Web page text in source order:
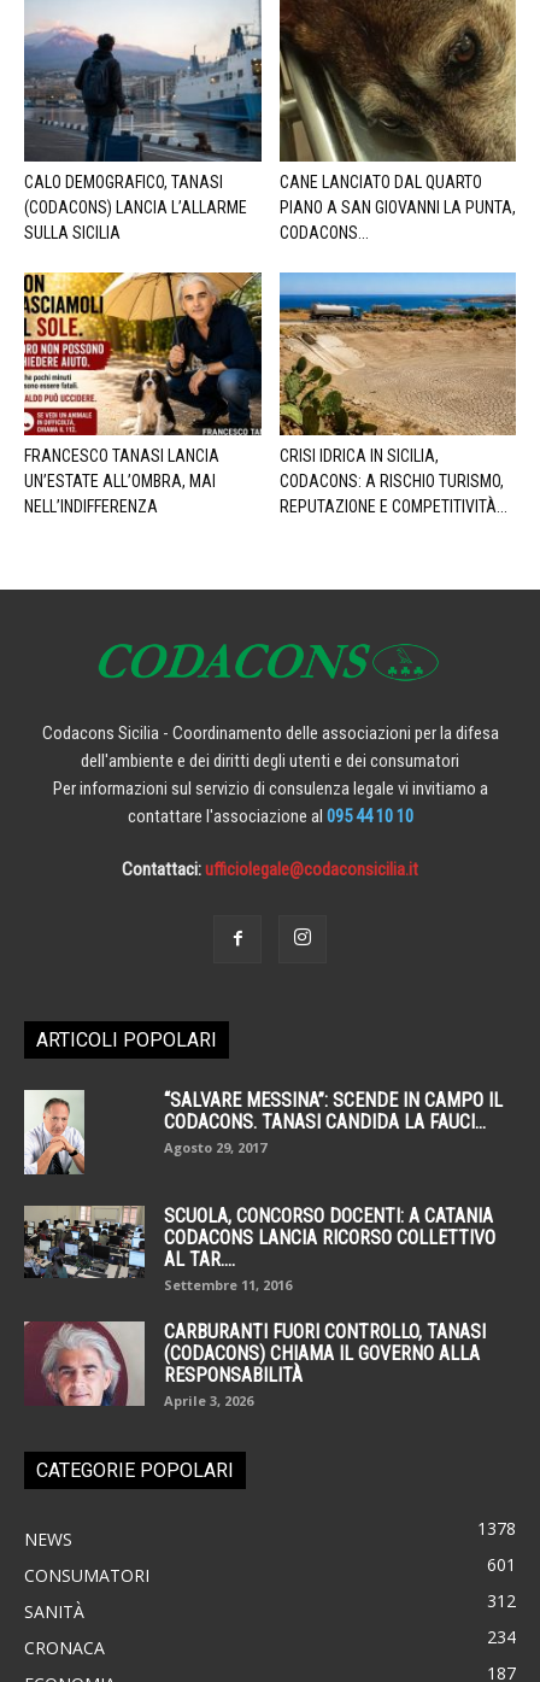
CALO DEMOGRAFICO, TANASI
(CODACONS) LANCIA L’ALLARME
SULLA SICILIA
CANE LANCIATO DAL QUARTO
PIANO A SAN GIOVANNI LA PUNTA,
CODACONS...
FRANCESCO TANASI LANCIA
UN’ESTATE ALL’OMBRA, MAI
NELL’INDIFFERENZA
CRISI IDRICA IN SICILIA,
CODACONS: A RISCHIO TURISMO,
REPUTAZIONE E COMPETITIVITÀ...
Codacons Sicilia - Coordinamento delle associazioni per la difesa
dell'ambiente e dei diritti degli utenti e dei consumatori
Per informazioni sul servizio di consulenza legale vi invitiamo a
contattare l'associazione al 095 44 10 10
Contattaci:ufficiolegale@codaconsicilia.it
ARTICOLI POPOLARI
“SALVARE MESSINA”: SCENDE IN CAMPO IL
CODACONS. TANASI CANDIDA LA FAUCI...
Agosto 29, 2017
SCUOLA, CONCORSO DOCENTI: A CATANIA
CODACONS LANCIA RICORSO COLLETTIVO
AL TAR....
Settembre 11, 2016
CARBURANTI FUORI CONTROLLO, TANASI
(CODACONS) CHIAMA IL GOVERNO ALLA
RESPONSABILITÀ
Aprile 3, 2026
CATEGORIE POPOLARI
NEWS 1378
CONSUMATORI 601
SANITÀ 312
CRONACA 234
187